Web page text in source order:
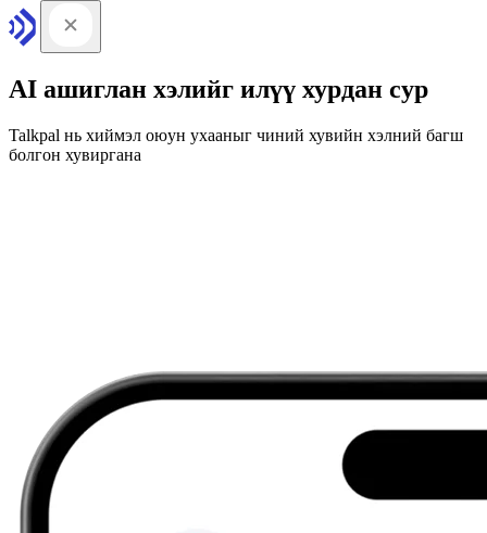
AI ашиглан хэлийг илүү хурдан сур
Talkpal нь хиймэл оюун ухааныг чиний хувийн хэлний багш
болгон хувиргана